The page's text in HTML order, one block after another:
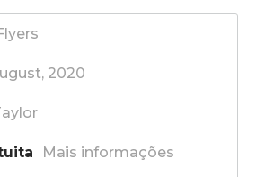
2020
Mais informações